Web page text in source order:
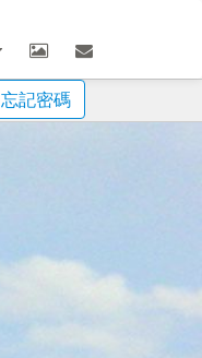
忘記密碼